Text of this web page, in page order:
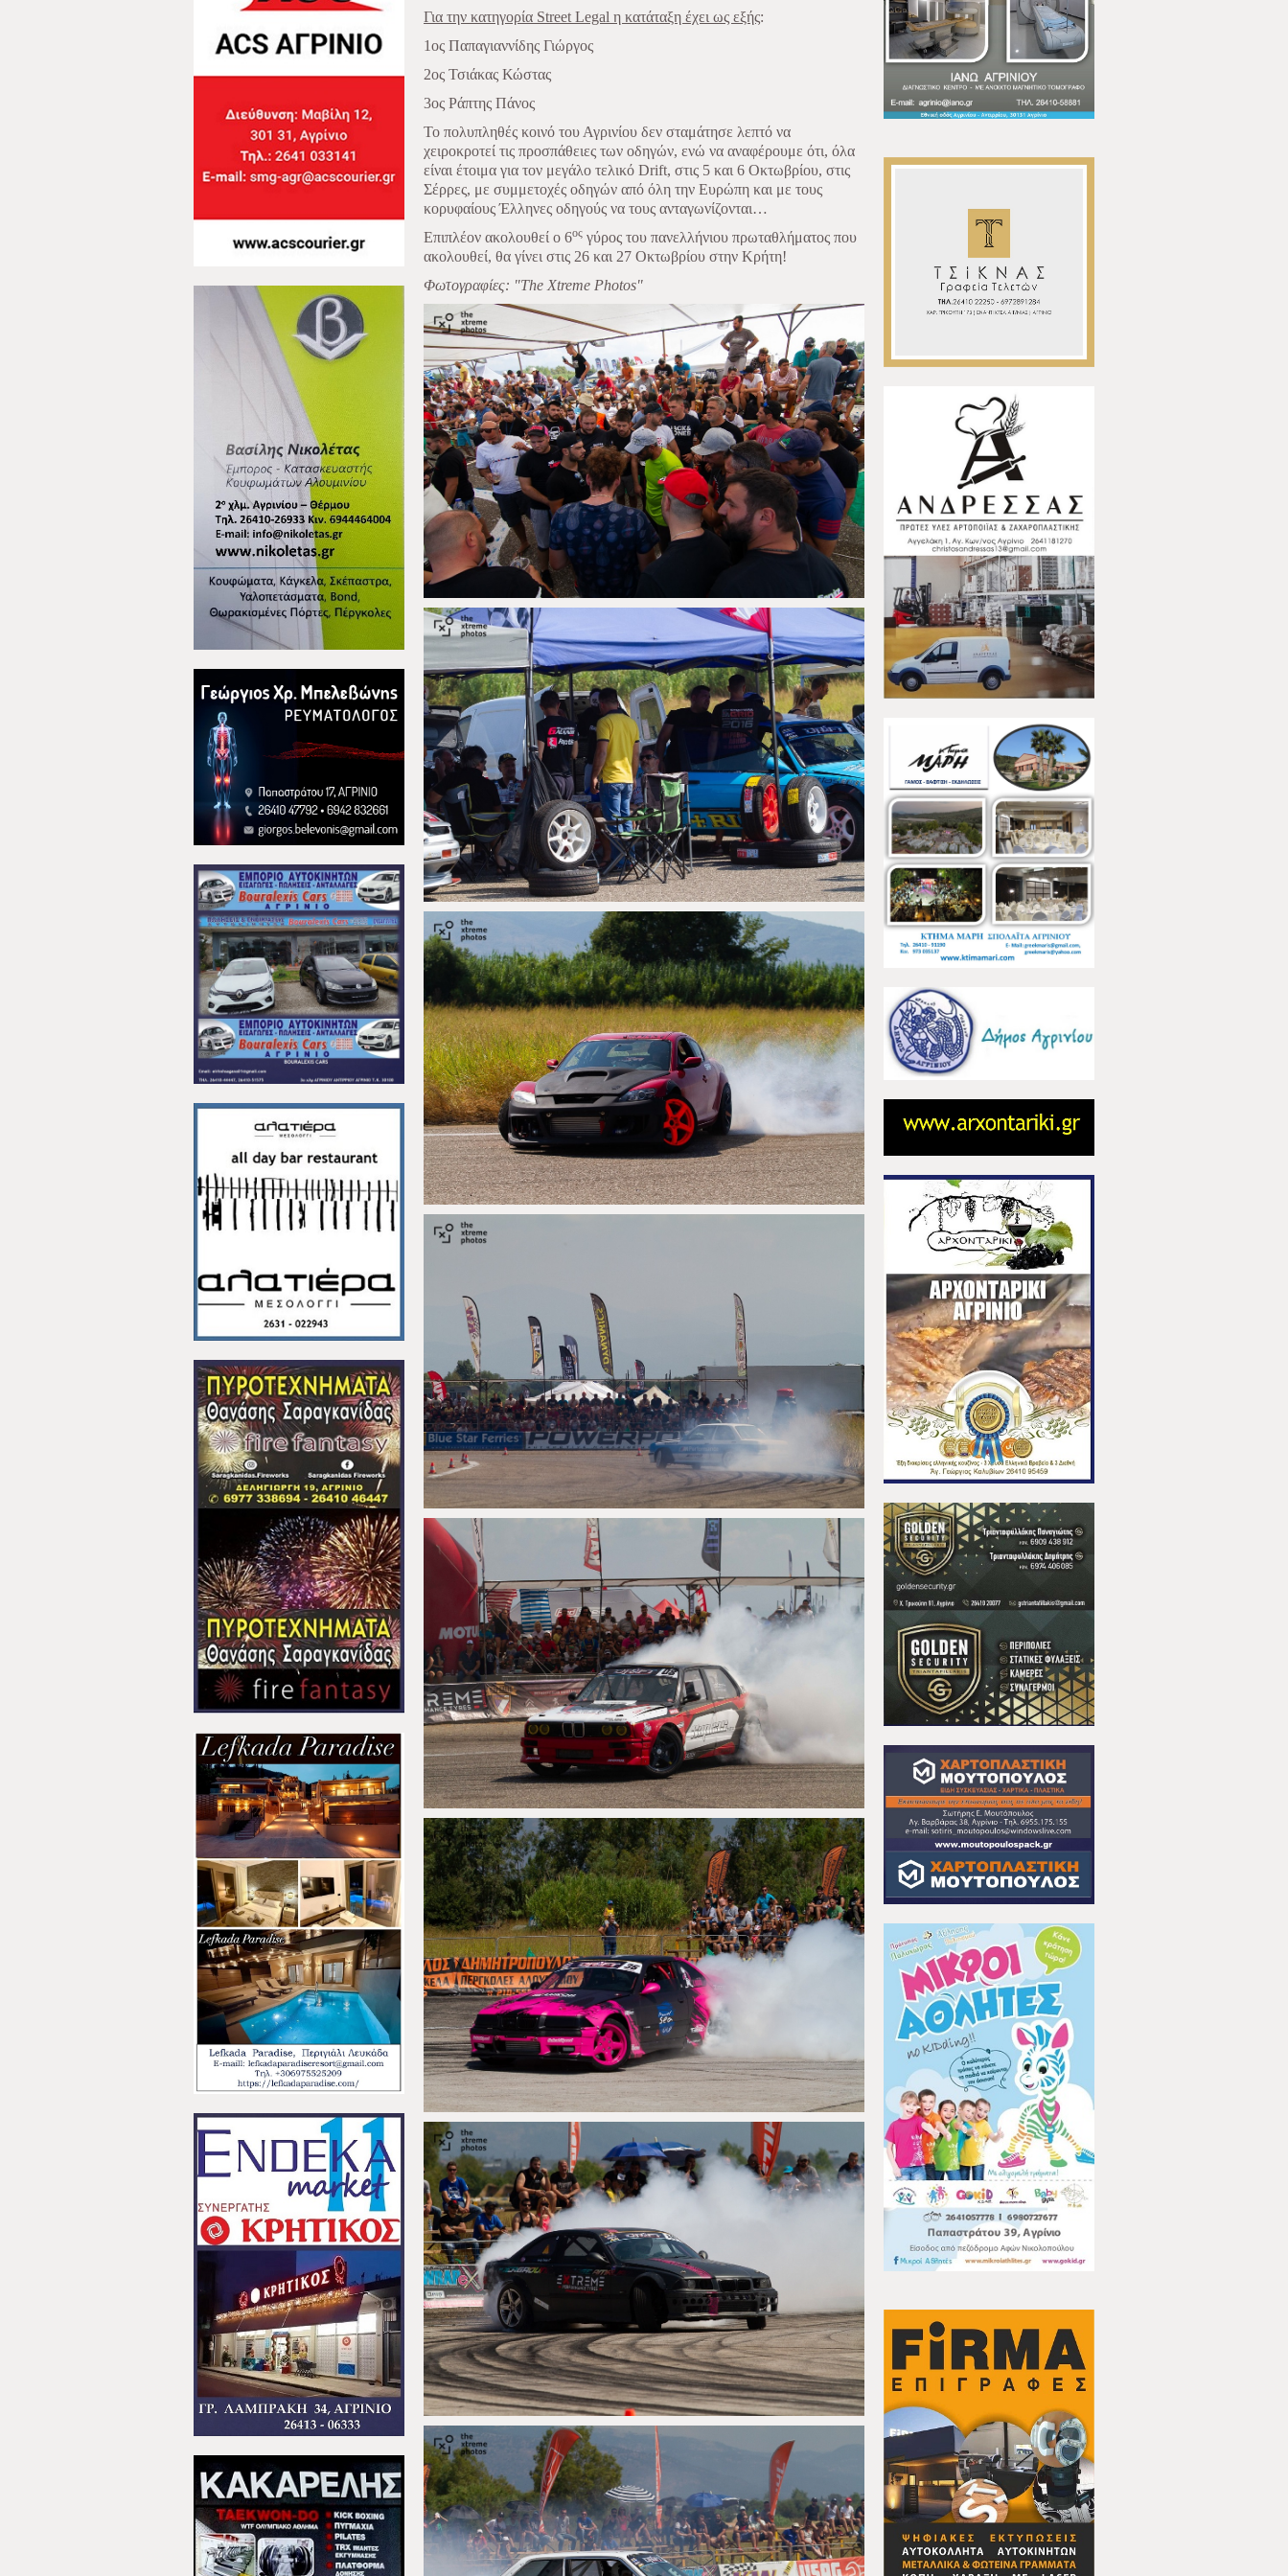
Για την κατηγορία Street Legal η κατάταξη έχει ως εξής:
1ος Παπαγιαννίδης Γιώργος
2ος Τσιάκας Κώστας
3ος Ράπτης Πάνος
Το πολυπληθές κοινό του Αγρινίου δεν σταμάτησε λεπτό να
χειροκροτεί τις προσπάθειες των οδηγών, ενώ να αναφέρουμε ότι, όλα
είναι έτοιμα για τον μεγάλο τελικό Drift, στις 5 και 6 Οκτωβρίου, στις
Σέρρες, με συμμετοχές οδηγών από όλη την Ευρώπη και με τους
κορυφαίους Έλληνες οδηγούς να τους ανταγωνίζονται…
Επιπλέον ακολουθεί ο 6ος γύρος του πανελλήνιου πρωταθλήματος που
ακολουθεί, θα γίνει στις 26 και 27 Οκτωβρίου στην Κρήτη!
Φωτογραφίες: "The Xtreme Photos"